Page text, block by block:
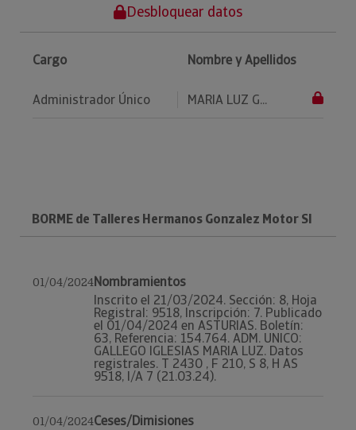
Desbloquear datos
Cargo Nombre y Apellidos
Administrador Único MARIA LUZ G...
BORME de Talleres Hermanos Gonzalez Motor Sl
01/04/2024Nombramientos
Inscrito el 21/03/2024. Sección: 8, Hoja
Registral: 9518, Inscripción: 7. Publicado
el 01/04/2024 en ASTURIAS. Boletín:
63, Referencia: 154.764. ADM. UNICO:
GALLEGO IGLESIAS MARIA LUZ. Datos
registrales. T 2430 , F 210, S 8, H AS
9518, I/A 7 (21.03.24).
01/04/2024Ceses/Dimisiones